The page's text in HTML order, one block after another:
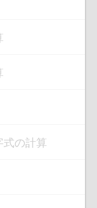
の計算